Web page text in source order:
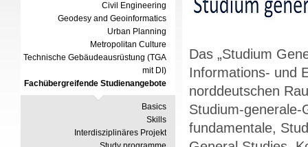
Civil Engineering
Geodesy and Geoinformatics
Urban Planning
Metropolitan Culture
Technische Gebäudeausrüstung (TGA
mit DI)
Fachübergreifende Studienangebote
Basics
Skills
Interdisziplinäres Projekt
Das „Studium
Informations- und
norddeutschen
Studium-generale-
fundamentale,